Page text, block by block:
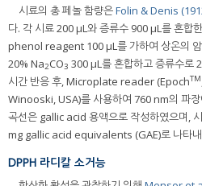
시료의 총 페놀 함량은Folin & Denis
다. 각 시료 200 μL와 증류수 900 μL를 혼합
phenol reagent 100 μL를 가하여 상온의
20% Na2CO3 300 μL를 혼합하고 증류수로
시간 반응 후, Microplate reader (EpochTM
Winooski, USA)를 사용하여 760 nm의 파
곡선은 gallic acid 용액으로 작성하였으며,
mg gallic acid equivalents (GAE)로 나타
DPPH 라디칼 소거능